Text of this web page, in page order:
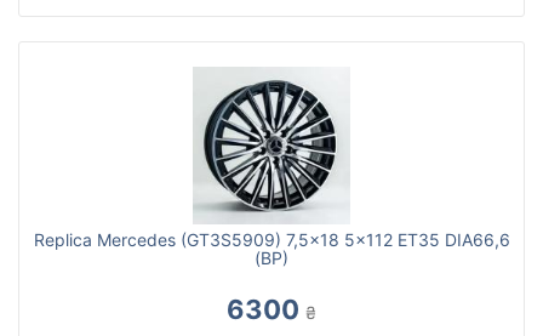
Replica Mercedes (GT3S5909) 7,5x18 5x112 ET35 DIA66,6
(BP)
6300 ₴